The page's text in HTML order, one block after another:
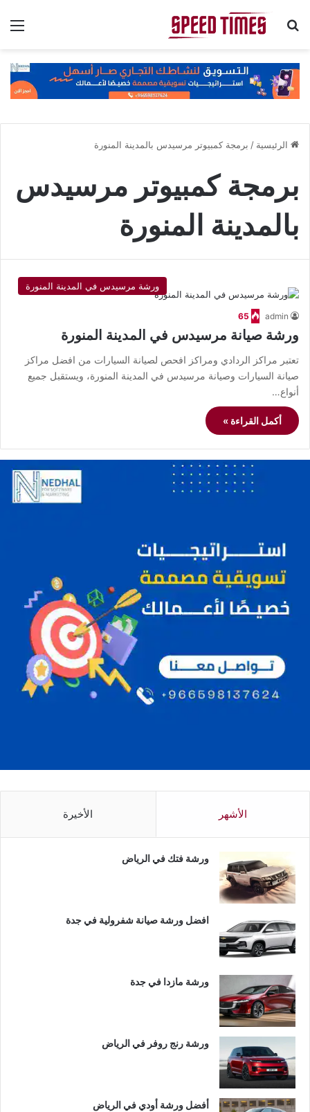
بحث عن
الرئيسية / برمجة كمبيوتر مرسيدس بالمدينة المنورة
برمجة كمبيوتر مرسيدس
بالمدينة المنورة
ورشة مرسيدس في المدينة المنورة
admin
65
ورشة صيانة مرسيدس في المدينة المنورة
تعتبر مراكز الردادي ومراكز افحص لصيانة السيارات من افضل مراكز
صيانة السيارات وصيانة مرسيدس في المدينة المنورة، ويستقبل جميع
أنواع…
أكمل القراءة »
الأشهر الأخيرة
ورشة فتك في الرياض
افضل ورشة صيانة شفرولية في جدة
ورشة مازدا في جدة
ورشة رنج روفر في الرياض
أفضل ورشة أودي في الرياض